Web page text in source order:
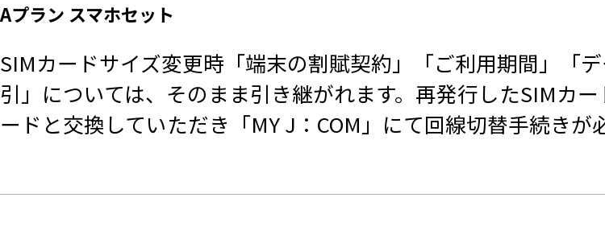
Aプラン スマホセット
SIMカードサイズ変更時「端末の割賦契約」「ご利用期間」「
引」については、そのまま引き継がれます。再発行したSIMカ
ードと交換していただき「MY J：COM」にて回線切替手続きが